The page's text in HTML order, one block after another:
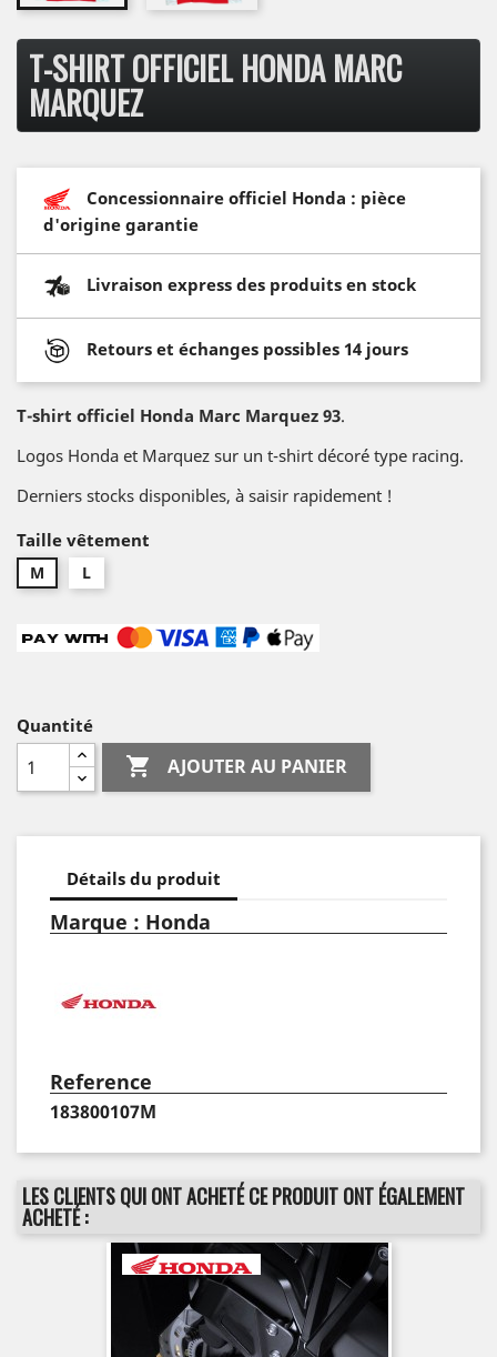
T-SHIRT OFFICIEL HONDA MARC
MARQUEZ
Concessionnaire officiel Honda : pièce
d'origine garantie
Livraison express des produits en stock
Retours et échanges possibles 14 jours
T-shirt officiel Honda Marc Marquez 93.
Logos Honda et Marquez sur un t-shirt décoré type racing.
Derniers stocks disponibles, à saisir rapidement !
Taille vêtement
M L
Quantité
 AJOUTER AU PANIER
Détails du produit
Marque : Honda
Reference
183800107M
LES CLIENTS QUI ONT ACHETÉ CE PRODUIT ONT ÉGALEMENT
ACHETÉ :